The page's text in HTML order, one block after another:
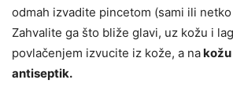
odmah izvadite pincetom (sami ili
Zahvalite ga što bliže glavi, uz kožu i
povlačenjem izvucite iz kože, a na
antiseptik.